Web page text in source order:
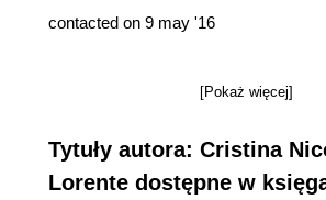
contacted on 9 may '16
[Pokaż więcej]
Tytuły autora: Cristina
Lorente dostępne w